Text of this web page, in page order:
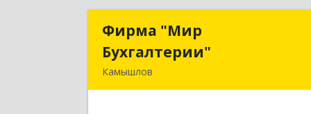
Фирма "Мир
Бухгалтерии"
Камышлов
Бухгалтерии"